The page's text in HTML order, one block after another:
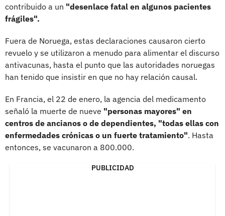
contribuido a un "desenlace fatal en algunos pacientes
frágiles".
Fuera de Noruega, estas declaraciones causaron cierto
revuelo y se utilizaron a menudo para alimentar el discurso
antivacunas, hasta el punto que las autoridades noruegas
han tenido que insistir en que no hay relación causal.
En Francia, el 22 de enero, la agencia del medicamento
señaló la muerte de nueve "personas mayores" en
centros de ancianos o de dependientes, "todas ellas con
enfermedades crónicas o un fuerte tratamiento". Hasta
entonces, se vacunaron a 800.000.
PUBLICIDAD